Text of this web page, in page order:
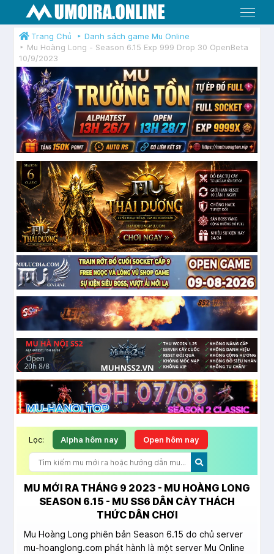
Menu
Trang Chủ
Danh sách game Mu Online
Mu Hoàng Long - Season 6.15 Exp 999 Drop 30 OpenBeta
10/9/2023
Lọc: Alpha hôm nay Open hôm nay
MU MỚI RA THÁNG 9 2023 - MU HOÀNG LONG
SEASON 6.15 - MU SS6 DÂN CÀY THÁCH
THỨC DÂN CHƠI
Mu Hoàng Long phiên bản Season 6.15 do chủ server
mu-hoanglong.com phát hành là một server Mu Online